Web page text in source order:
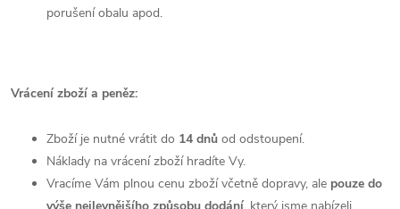
porušení obalu apod.
Vrácení zboží a peněz:
Zboží je nutné vrátit do 14 dnů od odstoupení.
Náklady na vrácení zboží hradíte Vy.
Vracíme Vám plnou cenu zboží včetně dopravy, ale pouze do
výše nejlevnějšího způsobu dodání, který jsme nabízeli.